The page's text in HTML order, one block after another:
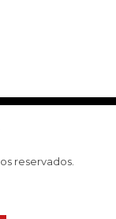
reservados.